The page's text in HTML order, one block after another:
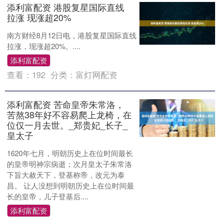
添利富配资 港股复星国际直线
拉涨 现涨超20%
南方财经8月12日电，港股复星国际直线
拉涨，现涨超20%。....
添利富配资
查看： 192 分类：富灯网配资
添利富配资 苦命皇帝朱常洛，
苦熬38年好不容易爬上龙椅，在
位仅一月去世。_郑贵妃_长子_
皇太子
1620年七月，明朝历史上在位时间最长
的皇帝明神宗病逝；次月皇太子朱常洛
下旨大赦天下，登基称帝，改元为泰
昌。 让人没想到明朝历史上在位时间最
长的皇帝，儿子登基后....
添利富配资